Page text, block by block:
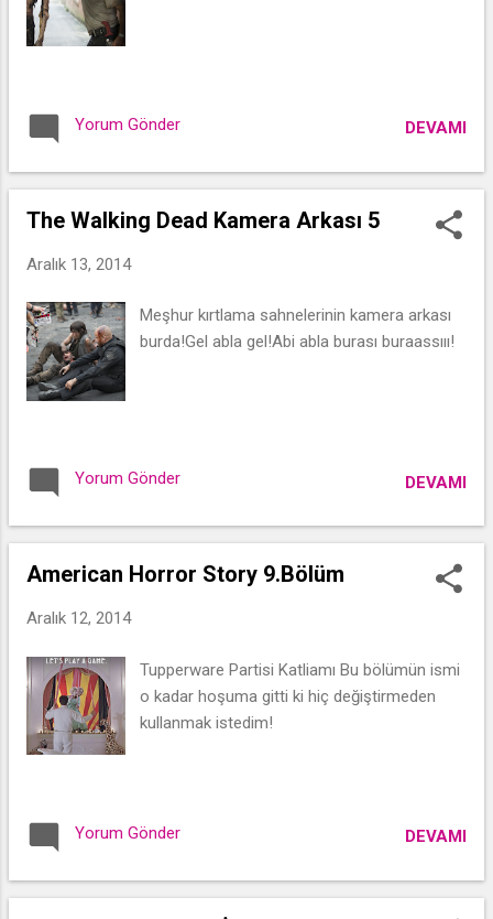
Yorum Gönder DEVAMI
The Walking Dead Kamera Arkası 5
Aralık 13, 2014
Meşhur kırtlama sahnelerinin kamera arkası
burda!Gel abla gel!Abi abla burası buraassııı!
Yorum Gönder DEVAMI
American Horror Story 9.Bölüm
Aralık 12, 2014
Tupperware Partisi Katliamı Bu bölümün ismi
o kadar hoşuma gitti ki hiç değiştirmeden
kullanmak istedim!
Yorum Gönder DEVAMI